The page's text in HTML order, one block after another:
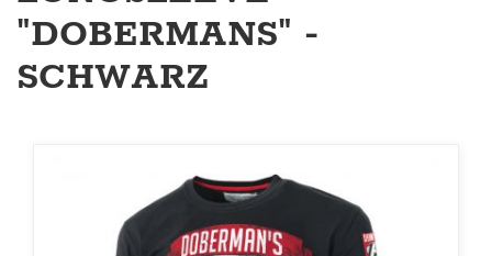
"DOBERMANS" -
SCHWARZ